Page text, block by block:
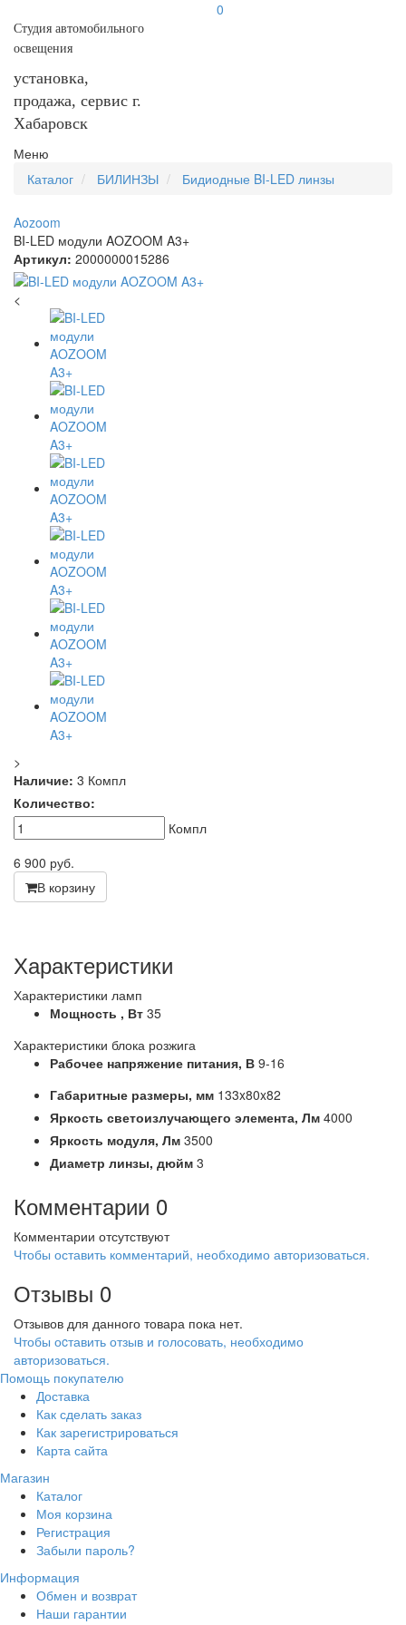
Студия автомобильного
освещения
установка,
продажа, сервис г.
Хабаровск
0
Меню
Каталог
БИЛИНЗЫ Бидиодные BI-LED линзы
Aozoom
BI-LED модули AOZOOM A3+
Артикул: 2000000015286
<
>
Наличие: 3 Компл
Количество:
Компл
6 900 руб.
В корзину
Характеристики
Характеристики ламп
Мощность , Вт 35
Характеристики блока розжига
Рабочее напряжение питания, В 9-16
Габаритные размеры, мм 133x80x82
Яркость светоизлучающего элемента, Лм 4000
Яркость модуля, Лм 3500
Диаметр линзы, дюйм 3
Комментарии 0
Комментарии отсутствуют
Чтобы оставить комментарий, необходимо авторизоваться.
Отзывы 0
Отзывов для данного товара пока нет.
Чтобы оcтавить отзыв и голосовать, необходимо
авторизоваться.
Помощь покупателю
Доставка
Как сделать заказ
Как зарегистрироваться
Карта сайта
Магазин
Каталог
Моя корзина
Регистрация
Забыли пароль?
Информация
Обмен и возврат
Наши гарантии